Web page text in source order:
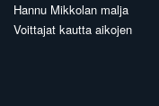
Hannu Mikkolan malja
Voittajat kautta aikojen